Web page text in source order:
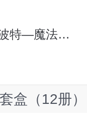
特—魔法生物
盒（12册）